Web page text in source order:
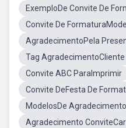
ExemploDe Convite De
Convite De
AgradecimentoPela
Tag AgradecimentoCliente
Convite ABC ParaImprimir
Convite DeFesta De
ModelosDe
Agradecimento